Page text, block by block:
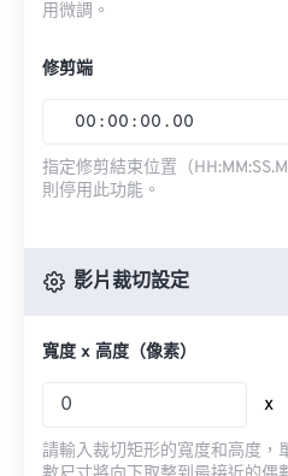
用微調。
修剪端
00 : 00 : 00 . 00
指定修剪結束位置（
則停用此功能。
影片裁切設定
寬度 x 高度（像素）
x
請輸入裁切矩形的寬度和高度